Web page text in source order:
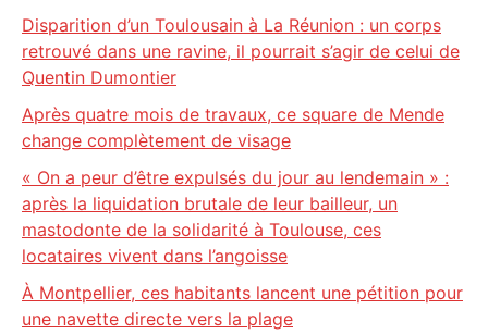
Disparition d’un Toulousain à La Réunion : un corps
retrouvé dans une ravine, il pourrait s’agir de celui de
Quentin Dumontier
Après quatre mois de travaux, ce square de Mende
change complètement de visage
« On a peur d’être expulsés du jour au lendemain » :
après la liquidation brutale de leur bailleur, un
mastodonte de la solidarité à Toulouse, ces
locataires vivent dans l’angoisse
À Montpellier, ces habitants lancent une pétition pour
une navette directe vers la plage